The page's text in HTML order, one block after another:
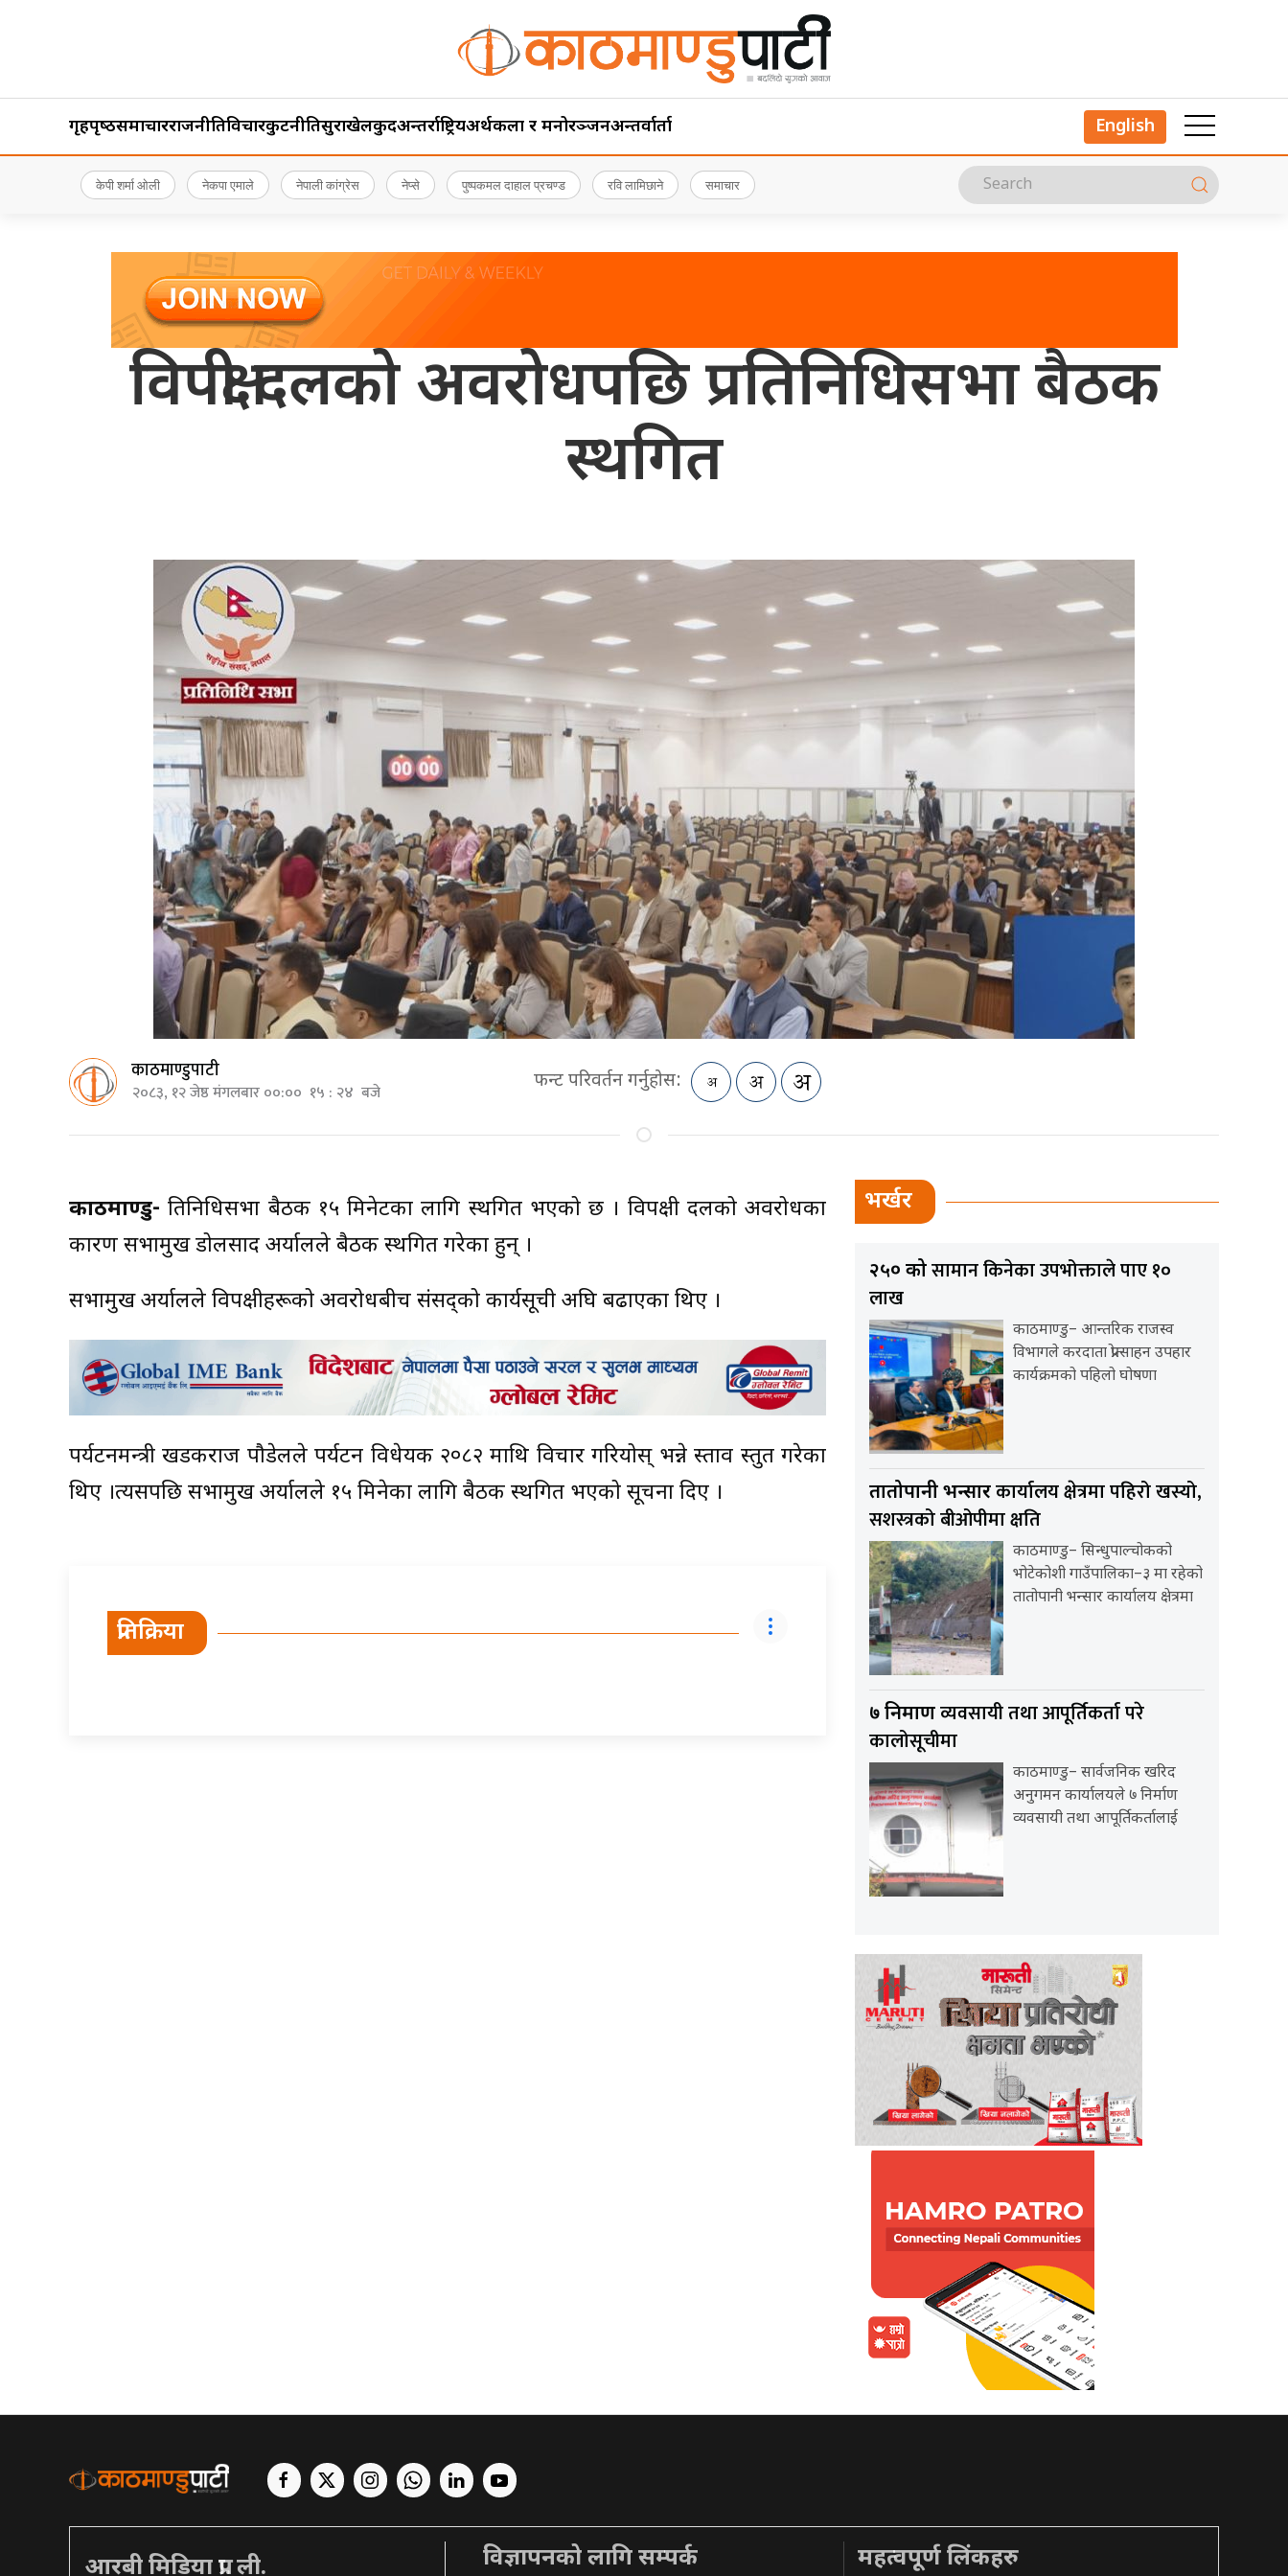
गृहपृष्‍ठसमाचारराजनीतिविचारकुटनीतिसुरक्षाखेलकुदअन्तर्राष्ट्रियअर्थकला र मनोरञ्जनअन्तर्वार्ता English
केपी शर्मा ओली नेकपा एमाले नेपाली कांग्रेस नेप्से पुष्पकमल दाहाल प्रचण्ड रवि लामिछाने समाचार
विपक्षी दलको अवरोधपछि प्रतिनिधिसभा बैठक
स्थगित
काठमाण्डुपाटी
२०८३, १२ जेष्ठ मंगलबार ००:०० १५ : २४ बजे फन्ट परिवर्तन गर्नुहोस:
काठमाण्डु-प्रतिनिधिसभा बैठक १५ मिनेटका लागि स्थगित भएको छ । विपक्षी दलको अवरोधका
कारण सभामुख डोलप्रसाद अर्यालले बैठक स्थगित गरेका हुन् ।
सभामुख अर्यालले विपक्षीहरूको अवरोधबीच संसद्को कार्यसूची अघि बढाएका थिए ।
पर्यटनमन्त्री खडकराज पौडेलले पर्यटन विधेयक २०८२ माथि विचार गरियोस् भन्ने प्रस्ताव प्रस्तुत गरेका
थिए ।त्यसपछि सभामुख अर्यालले १५ मिनेका लागि बैठक स्थगित भएको सूचना दिए ।
प्रतिक्रिया
भर्खर
२५० कोसामान किनेका उपभोक्ताले पाए १०
लाख
काठमाण्डु– आन्तरिक राजस्व
विभागले करदाता प्रोत्साहन उपहार
कार्यक्रमको पहिलो घोषणा
तातोपानी भन्सारकार्यालय क्षेत्रमा पहिरो खस्यो,
सशस्त्रको बीओपीमा क्षति
काठमाण्डु– सिन्धुपाल्चोकको
भोटेकोशी गाउँपालिका–३ मा रहेको
तातोपानी भन्सार कार्यालय क्षेत्रमा
७ निर्माणव्यवसायी तथा आपूर्तिकर्ता परे
कालोसूचीमा
काठमाण्डु– सार्वजनिक खरिद
अनुगमन कार्यालयले ७ निर्माण
व्यवसायी तथा आपूर्तिकर्तालाई
आरबी मिडिया प्रा. ली. विज्ञापनको लागि सम्पर्क महत्वपूर्ण लिंकहरु